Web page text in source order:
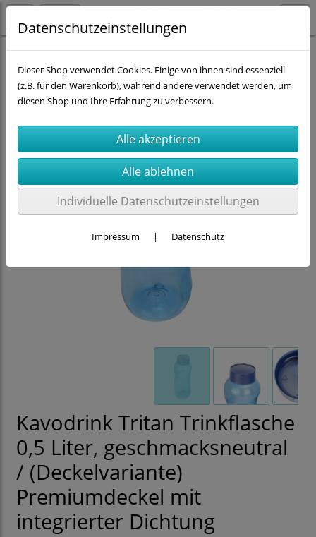
Kavodrink-Flaschen 0,5 Ltr.
Kavodrink Tritan Trinkflasche
0,5 Liter, geschmacksneutral
/ (Deckelvariante)
Premiumdeckel mit
integrierter Dichtung
Datenschutzeinstellungen
Dieser Shop verwendet Cookies. Einige von ihnen sind essenziell
(z.B. für den Warenkorb), während andere verwendet werden, um
diesen Shop und Ihre Erfahrung zu verbessern.
Individuelle Datenschutzeinstellungen
Impressum | Datenschutz